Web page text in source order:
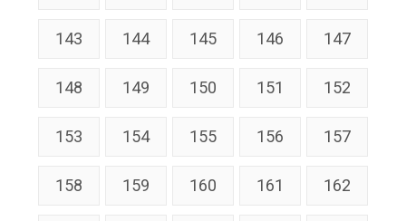
143 144 145 146 147
148 149 150 151 152
153 154 155 156 157
158 159 160 161 162